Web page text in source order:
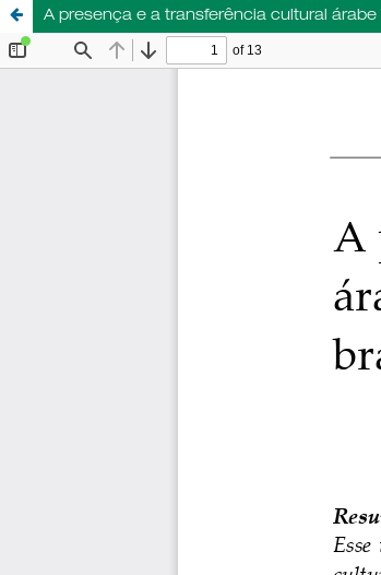
A presença e a transferência cultural